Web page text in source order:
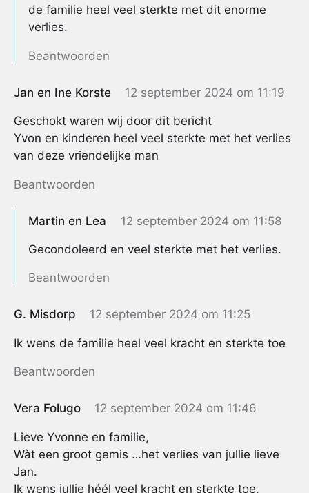
de familie heel veel sterkte met dit enorme
verlies.
Beantwoorden
Jan en Ine Korste 12 september 2024 om 11:19
Geschokt waren wij door dit bericht
Yvon en kinderen heel veel sterkte met het verlies
van deze vriendelijke man
Beantwoorden
Martin en Lea 12 september 2024 om 11:58
Gecondoleerd en veel sterkte met het verlies.
Beantwoorden
G. Misdorp 12 september 2024 om 11:25
Ik wens de familie heel veel kracht en sterkte toe
Beantwoorden
Vera Folugo 12 september 2024 om 11:46
Lieve Yvonne en familie,
Wàt een groot gemis …het verlies van jullie lieve
Jan.
Ik wens jullie héél veel kracht en sterkte toe.